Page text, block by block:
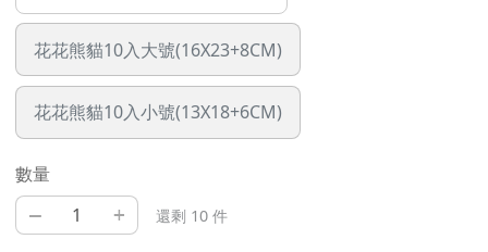
花花熊貓10入大號(16X23+8CM)
花花熊貓10入小號(13X18+6CM)
數量
– + 還剩 10 件